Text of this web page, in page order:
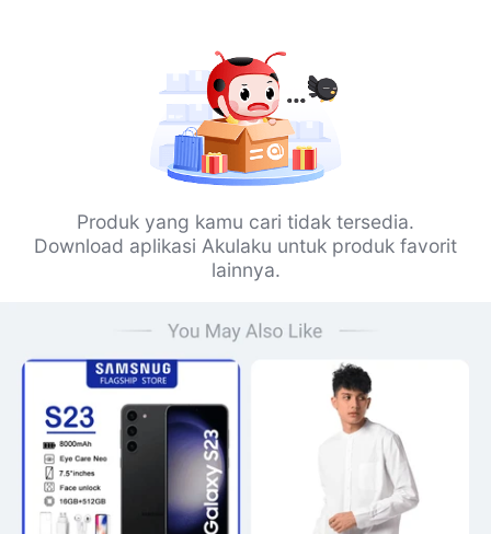
Produk yang kamu cari tidak tersedia.
Download aplikasi Akulaku untuk produk favorit
lainnya.